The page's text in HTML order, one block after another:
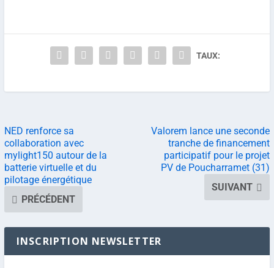
TAUX:
NED renforce sa
collaboration avec
mylight150 autour de la
batterie virtuelle et du
pilotage énergétique
PRÉCÉDENT
Valorem lance une seconde
tranche de financement
participatif pour le projet
PV de Poucharramet (31)
SUIVANT
INSCRIPTION NEWSLETTER